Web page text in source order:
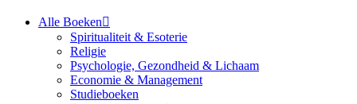
Alle Boeken
Spiritualiteit & Esoterie
Religie
Psychologie, Gezondheid & Lichaam
Economie & Management
Studieboeken